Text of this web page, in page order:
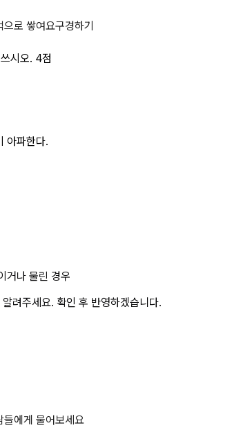
으로 쌓여요구경하기
시오. 4점
아파한다.
거나 물린 경우
려주세요. 확인 후 반영하겠습니다.
들에게 물어보세요